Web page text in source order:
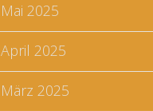
Mai 2025
April 2025
März 2025